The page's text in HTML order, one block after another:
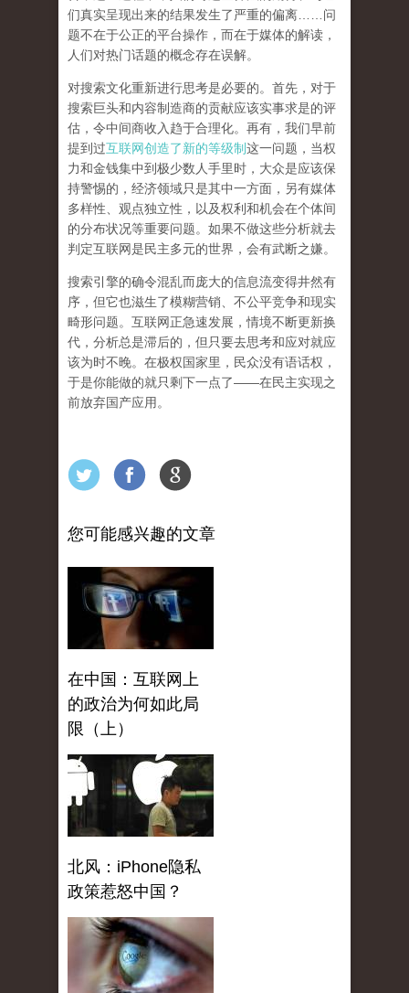
们真实呈现出来的结果发生了严重的偏离
问
题不在于公正的平台操作，而在于媒体的解读，
人们对热门话题的概念存在误解。
对搜索文化重新进行思考是必要的。首先，对于
搜索巨头和内容制造商的贡献应该实事求是的评
估，令中间商收入趋于合理化。再有，我们早前
提到过互联网创造了新的等级制这一问题，当权
力和金钱集中到极少数人手里时，大众是应该保
持警惕的，经济领域只是其中一方面，另有媒体
多样性、观点独立性，以及权利和机会在个体间
的分布状况等重要问题。 如果不做这些分析就去
判定互联网是民主多元的世界，会有武断之嫌。
搜索引擎的确令混乱而庞大的信息流变得井然有
序，但它也滋生了模糊营销、不公平竞争和现实
畸形问题。互联网正急速发展，情境不断更新换
代，分析总是滞后的，但只要去思考和应对就应
该为时不晚。在极权国家里，民众没有语话权，
于是你能做的就只剩下一点了——在民主实现之
前放弃国产应用 。
您可能感兴趣的文章
在中国：互联网上
的政治为何如此局
限（上）
北风：iPhone隐私
政策惹怒中国？